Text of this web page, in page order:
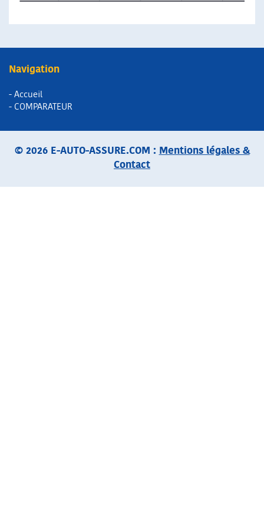
Navigation
- Accueil
- COMPARATEUR
© 2026 E-AUTO-ASSURE.COM : Mentions légales &
Contact